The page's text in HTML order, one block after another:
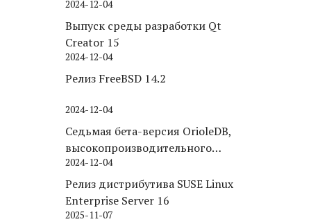
Puppy Linux
2024-12-04
Выпуск среды разработки Qt
Creator 15
2024-12-04
Релиз FreeBSD 14.2
2024-12-04
Седьмая бета-версия OrioleDB,
высокопроизводительного
движка хранения для PostgreSQL
2024-12-04
Релиз дистрибутива SUSE Linux
Enterprise Server 16
2025-11-07